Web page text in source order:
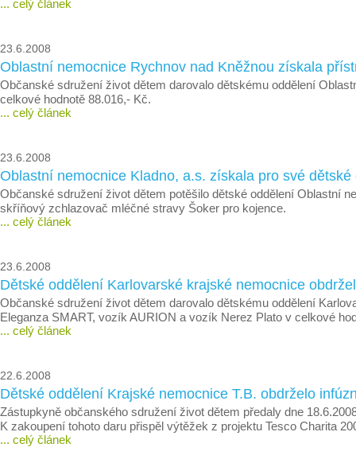
... celý článek
23.6.2008
Oblastní nemocnice Rychnov nad Kněžnou získala
Občanské sdružení život dětem darovalo dětskému oddělení
celkové hodnotě 88.016,- Kč.
... celý článek
23.6.2008
Oblastní nemocnice Kladno, a.s. získala pro své
Občanské sdružení život dětem potěšilo dětské oddělení Oblastní
skříňový zchlazovač mléčné stravy Šoker pro kojence.
... celý článek
23.6.2008
Dětské oddělení Karlovarské krajské nemocnice
Občanské sdružení život dětem darovalo dětskému oddělení
Eleganza SMART, vozík AURION a vozík Nerez Plato v celkové
... celý článek
22.6.2008
Dětské oddělení Krajské nemocnice T.B. obdrželo
Zástupkyně občanského sdružení život dětem předaly dne
K zakoupení tohoto daru přispěl výtěžek z projektu Tesco Charita
... celý článek